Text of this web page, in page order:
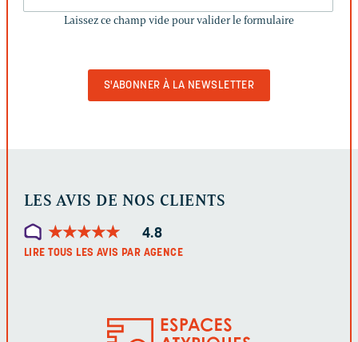
CHAMP
Laissez ce champ vide pour valider le formulaire
LES AVIS DE NOS CLIENTS
★★★★★
★★★★★ 4.8
LIRE TOUS LES AVIS PAR AGENCE